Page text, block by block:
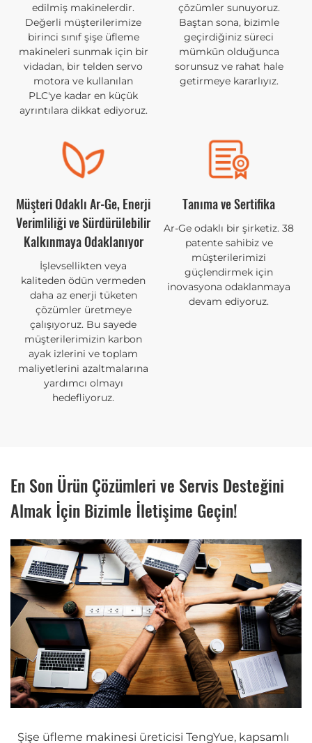
edilmiş makinelerdir.
Değerli müşterilerimize
birinci sınıf şişe üfleme
makineleri sunmak için bir
vidadan, bir telden servo
motora ve kullanılan
PLC'ye kadar en küçük
ayrıntılara dikkat ediyoruz.
çözümler sunuyoruz.
Baştan sona, bizimle
geçirdiğiniz süreci
mümkün olduğunca
sorunsuz ve rahat hale
getirmeye kararlıyız.
Müşteri Odaklı Ar-Ge, Enerji
Verimliliği ve Sürdürülebilir
Kalkınmaya Odaklanıyor
İşlevsellikten veya
kaliteden ödün vermeden
daha az enerji tüketen
çözümler üretmeye
çalışıyoruz. Bu sayede
müşterilerimizin karbon
ayak izlerini ve toplam
maliyetlerini azaltmalarına
yardımcı olmayı
hedefliyoruz.
Tanıma ve Sertifika
Ar-Ge odaklı bir şirketiz. 38
patente sahibiz ve
müşterilerimizi
güçlendirmek için
inovasyona odaklanmaya
devam ediyoruz.
En Son Ürün Çözümleri ve Servis Desteğini
Almak İçin Bizimle İletişime Geçin!
Şişe üfleme makinesi üreticisi TengYue, kapsamlı